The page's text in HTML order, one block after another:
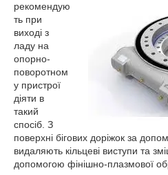
рекомендую
ть при
виході з
ладу на
опорно-
поворотном
у пристрої
діяти в
такий
спосіб. З
поверхні бігових доріжок за
видаляють кільцеві виступи та
допомогою фінішно-плазмової